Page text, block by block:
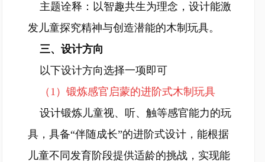
主题诠释：以智趣共生为理念，设计能激
发儿童探究精神与创造潜能的木制玩具。
三、设计方向
以下设计方向选择一项即可
（1）锻炼感官启蒙的进阶式木制玩具
设计锻炼儿童视、听、触等感官能力的玩
具，具备“伴随成长”的进阶式设计，能根据
儿童不同发育阶段提供适龄的挑战，实现能